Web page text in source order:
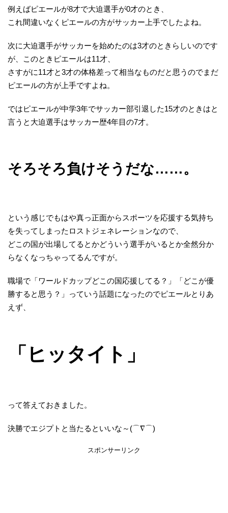
例えばピエールが8才で大迫選手が0才のとき、
これ間違いなくピエールの方がサッカー上手でしたよね。
次に大迫選手がサッカーを始めたのは3才のときらしいのです
が、このときピエールは11才、
さすがに11才と3才の体格差って相当なものだと思うのでまだ
ピエールの方が上手ですよね。
ではピエールが中学3年でサッカー部引退した15才のときはと
言うと大迫選手はサッカー歴4年目の7才。
そろそろ負けそうだな……。
という感じでもはや真っ正面からスポーツを応援する気持ち
を失ってしまったロストジェネレーションなので、
どこの国が出場してるとかどういう選手がいるとか全然分か
らなくなっちゃってるんですが。
職場で「ワールドカップどこの国応援してる？」「どこが優
勝すると思う？」っていう話題になったのでピエールとりあ
えず、
「ヒッタイト」
って答えておきました。
決勝でエジプトと当たるといいな～(⌒∇⌒)
スポンサーリンク